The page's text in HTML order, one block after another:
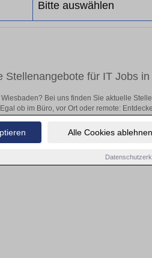
Alle Cookies ablehnen
Stellenangebote für IT Jobs
Bei uns finden Sie aktuelle
ob im Büro, vor Ort oder remote:
auf passende IT Jobs-
Jobs finden. Besuchen Sie uns